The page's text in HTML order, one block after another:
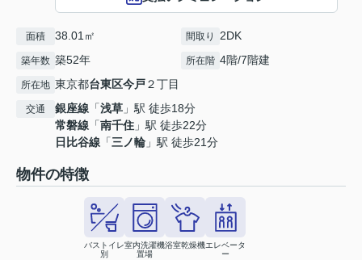
面積 38.01㎡ 間取り 2DK
築年数 築52年 所在階 4階/7階建
所在地 東京都台東区今戸２丁目
交通 銀座線 「浅草 」駅 徒歩18分
常磐線 「南千住 」駅 徒歩22分
日比谷線 「三ノ輪 」駅 徒歩21分
物件の特徴
バストイレ
別
室内洗濯機
置場
浴室乾燥機エレベータ
ー